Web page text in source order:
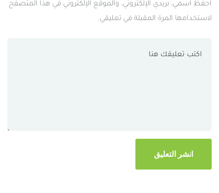
احفظ اسمي، بريدي الإلكتروني، والموقع الإلكتروني في هذا المتصفح
لاستخدامها المرة المقبلة في تعليقي.